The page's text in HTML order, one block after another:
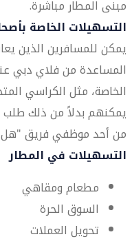
مبنى المطار مباشرة.
التسهيلات الخاصة
يمكن للمسافرين الذين
المساعدة من فلاي دبي
الخاصة، مثل الكراسي
يمكنهم بدلاً من ذلك طلب
من أحد موظفي فريق
التسهيلات في المطار
مطعام ومقاهي
السوق الحرة
تحويل العملات